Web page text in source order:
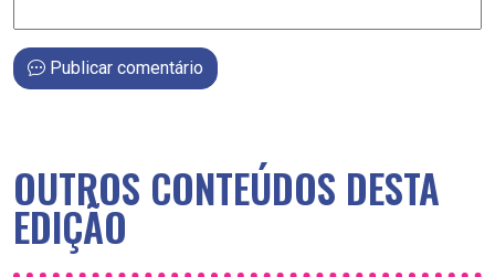
Publicar comentário
OUTROS CONTEÚDOS DESTA
EDIÇÃO